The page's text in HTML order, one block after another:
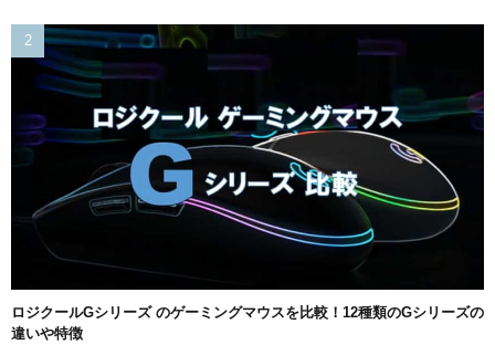
ロジクールGシリーズ のゲーミングマウスを比較！12種類のGシリーズの
違いや特徴